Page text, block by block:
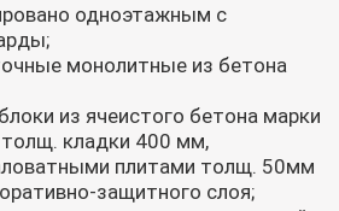
одноэтажным с
монолитные из бетона
из ячеистого бетона марки
кладки 400 мм,
плитами толщ. 50мм
защитного слоя;